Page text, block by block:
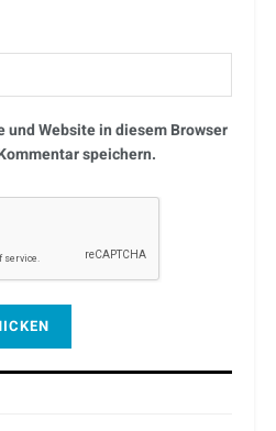
und Website in diesem Browser
speichern.